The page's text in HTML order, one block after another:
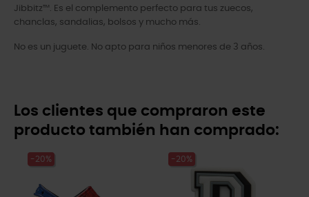
Jibbitz™. Es el complemento perfecto para tus zuecos,
chanclas, sandalias, bolsos y mucho más.
No es un juguete. No apto para niños menores de 3 años.
Los clientes que compraron este
producto también han comprado:
-20% -20%